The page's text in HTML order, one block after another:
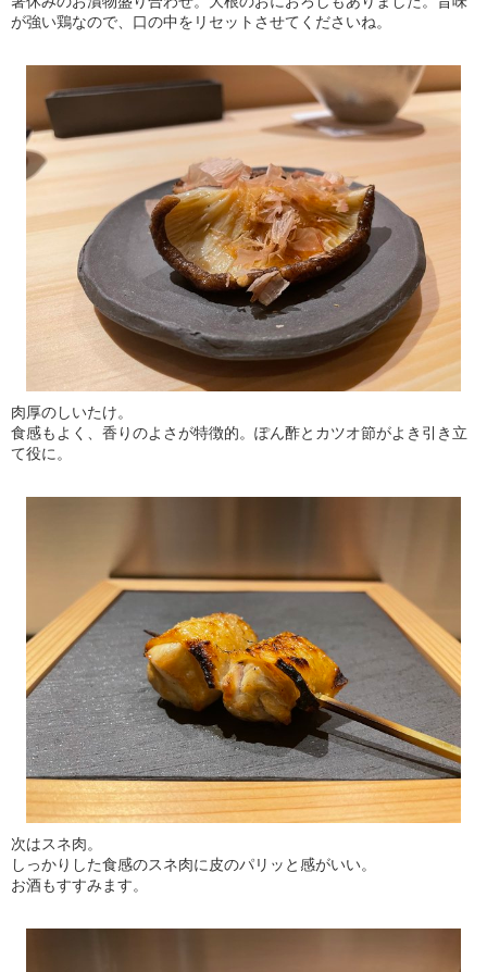
が強い鶏なので、口の中をリセットさせてくださいね。
肉厚のしいたけ。
食感もよく、香りのよさが特徴的。ぽん酢とカツオ節がよき引き立
て役に。
次はスネ肉。
しっかりした食感のスネ肉に皮のパリッと感がいい。
お酒もすすみます。